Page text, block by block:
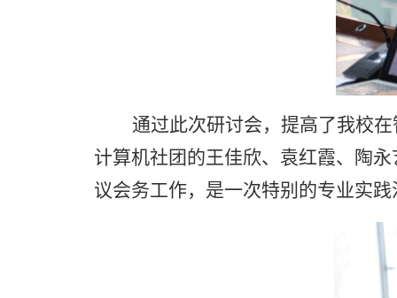
通过此次研讨会，提高了我校
计算机社团的王佳欣、袁红霞、陶
议会务工作，是一次特别的专业实